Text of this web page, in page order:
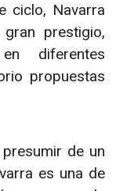
ciclo, Navarra
prestigio,
diferentes
propuestas
de un
es una de